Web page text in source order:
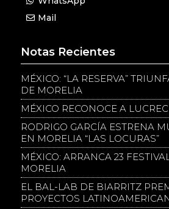
Mail
Notas Recientes
MÉXICO: “LA RESERVA”
DE MORELIA
MÉXICO RECONOCE A
RODRIGO GARCÍA ESTRENA
EN MORELIA “LAS LOCURAS”
MÉXICO: ARRANCA 23
MORELIA
EL BAL-LAB DE BIARRITZ
PROYECTOS